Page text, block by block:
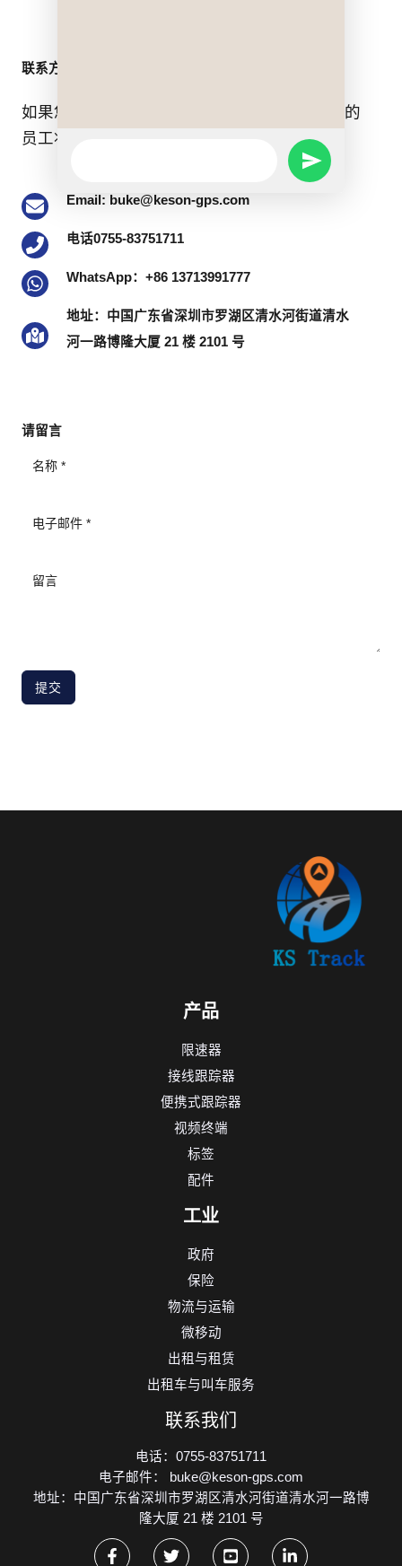
联系方式
如果您有任何问题，请随时与我们联系。我们的
员工将竭诚为您服务。.
Email: buke@keson-gps.com
电话0755-83751711
WhatsApp：+86 13713991777
地址：中国广东省深圳市罗湖区清水河街道清水
河一路博隆大厦 21 楼 2101 号
请留言
提交
产品
限速器
接线跟踪器
便携式跟踪器
视频终端
标签
配件
工业
政府
保险
物流与运输
微移动
出租与租赁
出租车与叫车服务
联系我们
电话：0755-83751711
电子邮件： buke@keson-gps.com
地址：中国广东省深圳市罗湖区清水河街道清水河一路博
隆大厦 21 楼 2101 号
SEND